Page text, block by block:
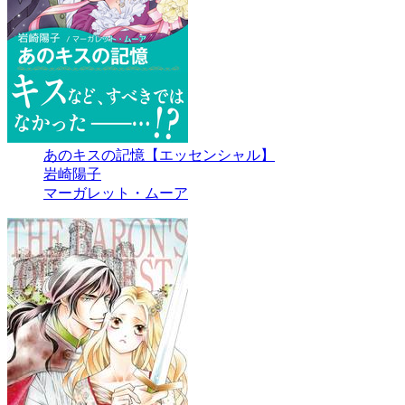
あのキスの記憶【エッセンシャル】
岩崎陽子
マーガレット・ムーア